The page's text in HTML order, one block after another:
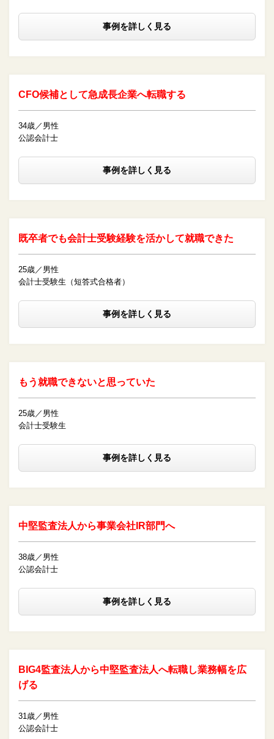
事例を詳しく見る
CFO候補として急成長企業へ転職する
34歳／男性
公認会計士
事例を詳しく見る
既卒者でも会計士受験経験を活かして就職できた
25歳／男性
会計士受験生（短答式合格者）
事例を詳しく見る
もう就職できないと思っていた
25歳／男性
会計士受験生
事例を詳しく見る
中堅監査法人から事業会社IR部門へ
38歳／男性
公認会計士
事例を詳しく見る
BIG4監査法人から中堅監査法人へ転職し業務幅を広
げる
31歳／男性
公認会計士